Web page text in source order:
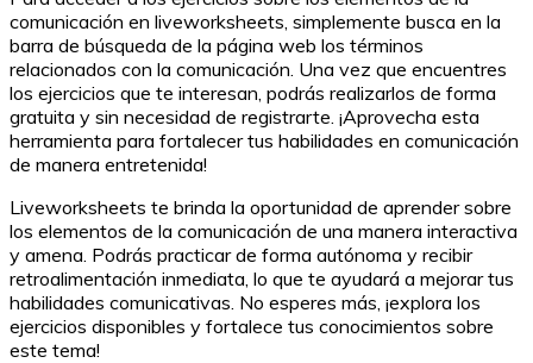
comunicación en liveworksheets, simplemente busca en la
barra de búsqueda de la página web los términos
relacionados con la comunicación. Una vez que encuentres
los ejercicios que te interesan, podrás realizarlos de forma
gratuita y sin necesidad de registrarte. ¡Aprovecha esta
herramienta para fortalecer tus habilidades en comunicación
de manera entretenida!
Liveworksheets te brinda la oportunidad de aprender sobre
los elementos de la comunicación de una manera interactiva
y amena. Podrás practicar de forma autónoma y recibir
retroalimentación inmediata, lo que te ayudará a mejorar tus
habilidades comunicativas. No esperes más, ¡explora los
ejercicios disponibles y fortalece tus conocimientos sobre
este tema!